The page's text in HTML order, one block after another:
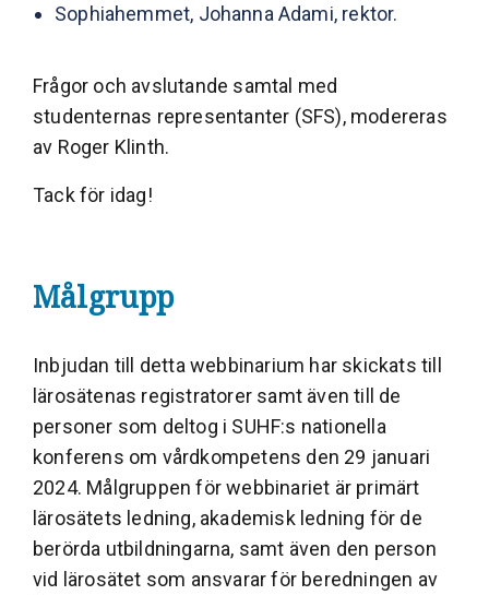
Sophiahemmet, Johanna Adami, rektor.
Frågor och avslutande samtal med
studenternas representanter (SFS), modereras
av Roger Klinth.
Tack för idag!
Målgrupp
Inbjudan till detta webbinarium har skickats till
lärosätenas registratorer samt även till de
personer som deltog i SUHF:s nationella
konferens om vårdkompetens den 29 januari
2024. Målgruppen för webbinariet är primärt
lärosätets ledning, akademisk ledning för de
berörda utbildningarna, samt även den person
vid lärosätet som ansvarar för beredningen av